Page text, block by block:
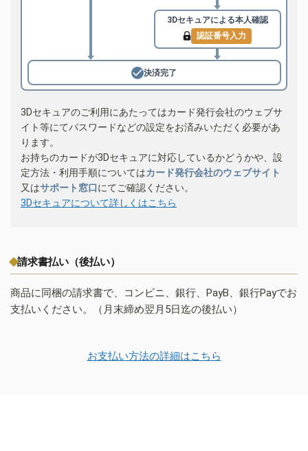
3Dセキュアによる本人確認
認証番号入力
決済完了
3Dセキュアのご利用にあたってはカード発行会社のウェブサ
イト等にてパスワードなどの設定をお済みいただく必要があ
ります。
お持ちのカードが3Dセキュアに対応しているかどうかや、設
定方法・利用手順についてはカード発行会社のウェブサイト
又はサポート窓口にてご確認ください。
3Dセキュアについて詳しくはこちら
請求書払い（後払い）
商品に同梱の請求書で、コンビニ、銀行、PayB、銀行Payでお
支払いください。（月末締め翌月5日迄の後払い）
お支払い方法の詳細はこちら